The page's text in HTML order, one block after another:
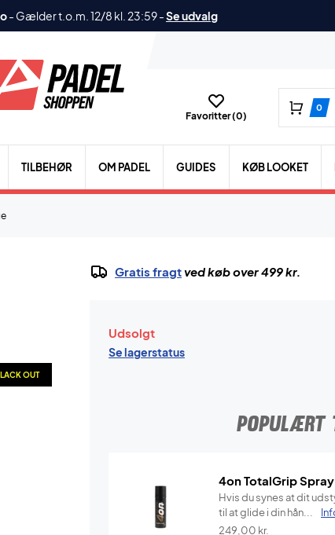
- Gælder t.o.m. 12/8 kl. 23:59-Se udvalg
Favoritter (0)
0
TILBEHØR OM PADEL GUIDES KØB LOOKET
OUT
Gratis fragtved køb over 499 kr.
Udsolgt
Se lagerstatus
POPULÆRT
4on TotalGrip Spray
Hvis du synes at dit
til at glide i din hån...
249,00 kr.